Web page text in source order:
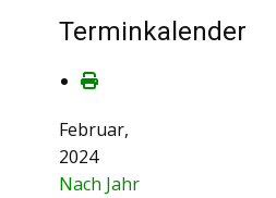
Terminkalender
Februar,
2024
Nach Jahr